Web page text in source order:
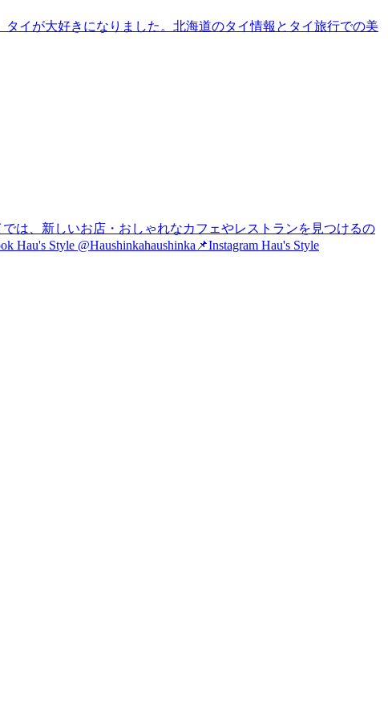
イが大好きになりました。北海道のタイ情報とタイ旅行での美
は、新しいお店・おしゃれなカフェやレストランを見つけるの
Style @Haushinkahaushinka📌Instagram Hau's Style